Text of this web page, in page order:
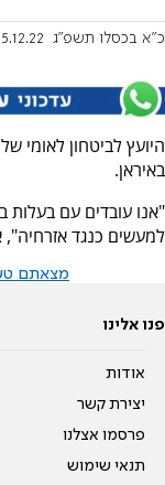
כ"א בכסלו תשפ"ג 6:00
היועץ לביטחון לאומי
באיראן.
"אנו עובדים עם בעלות
למעשים כנגד אזרחיה",
מצאתם
פנו אלינו
אודות
יצירת קשר
פרסמו אצלנו
תנאי שימוש